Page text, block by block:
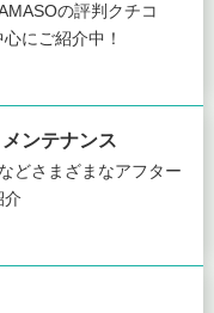
の評判 クチコ
にご紹介中！
ンテナンス
どさまざまなアフター
介